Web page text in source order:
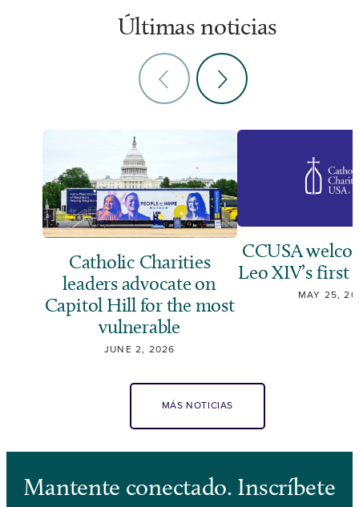
Últimas noticias
Catholic Charities
leaders advocate on
Capitol Hill for the most
vulnerable
JUNE 2, 2026
CCUSA
Leo XIV’s first
MAY 25,
MÁS NOTICIAS
Mantente conectado. Inscríbete